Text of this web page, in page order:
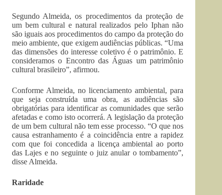
Segundo Almeida, os procedimentos da proteção de
um bem cultural e natural realizados pelo Iphan não
são iguais aos procedimentos do campo da proteção do
meio ambiente, que exigem audiências públicas. “Uma
das dimensões do interesse coletivo é o patrimônio. E
consideramos o Encontro das Águas um patrimônio
cultural brasileiro”, afirmou.
Conforme Almeida, no licenciamento ambiental, para
que seja construída uma obra, as audiências são
obrigatórias para identificar as comunidades que serão
afetadas e como isto ocorrerá. A legislação da proteção
de um bem cultural não tem esse processo. “O que nos
causa estranhamento é a coincidência entre a rapidez
com que foi concedida a licença ambiental ao porto
das Lajes e no seguinte o juiz anular o tombamento”,
disse Almeida.
Raridade